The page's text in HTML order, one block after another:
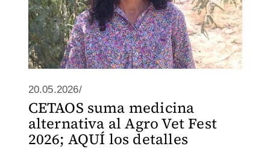
20.05.2026/
CETAOS suma medicina
alternativa al Agro Vet Fest
2026; AQUÍ los detalles